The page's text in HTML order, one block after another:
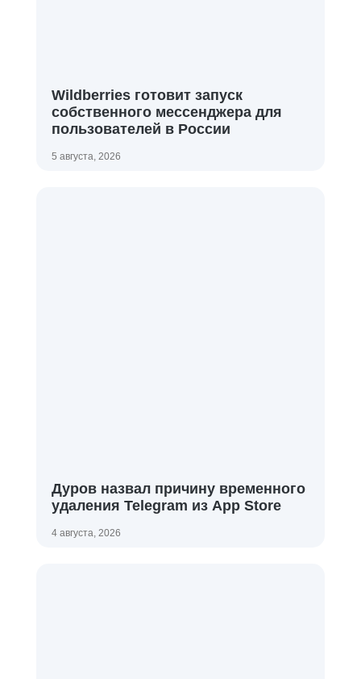
Wildberries готовит запуск
собственного мессенджера для
пользователей в России
5 августа, 2026
Дуров назвал причину временного
удаления Telegram из App Store
4 августа, 2026